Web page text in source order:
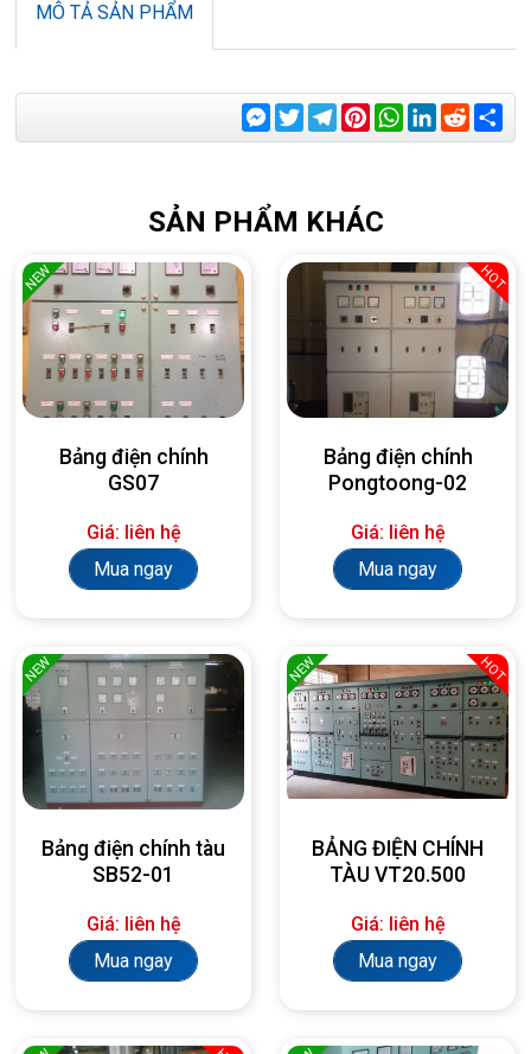
MÔ TẢ SẢN PHẨM
Messenger
TwitterTelegram
Pinterest
WhatsApp
LinkedIn
Reddit
SẢN PHẨM KHÁC
NEW
Bảng điện chính
GS07
Giá: liên hệ
Mua ngay
HOT
Bảng điện chính
Pongtoong-02
Giá: liên hệ
Mua ngay
NEW
Bảng điện chính tàu
SB52-01
Giá: liên hệ
Mua ngay
NEW HOT
BẢNG ĐIỆN CHÍNH
TÀU VT20.500
Giá: liên hệ
Mua ngay